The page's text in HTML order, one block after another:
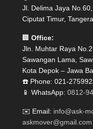
Jl. Delima Jaya No.60,
Ciputat Timur,
🏢 Office:
Jln. Muhtar Raya
Sawangan Lama,
Kota Depok – Jawa
☎️ Phone: 021-
📱 WhatsApp: 0812-
✉️ Email: info@ask-
askmover@gmail.com